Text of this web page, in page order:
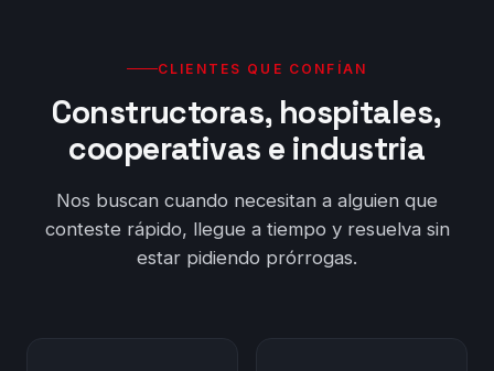
CLIENTES QUE CONFÍAN
Constructoras, hospitales,
cooperativas e industria
Nos buscan cuando necesitan a alguien que
conteste rápido, llegue a tiempo y resuelva sin
estar pidiendo prórrogas.